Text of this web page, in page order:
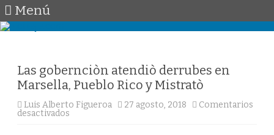
Menú
Las gobernciòn atendiò derrubes en
Marsella, Pueblo Rico y Mistratò
Luis Alberto Figueroa 27 agosto, 2018
Comentarios
desactivados